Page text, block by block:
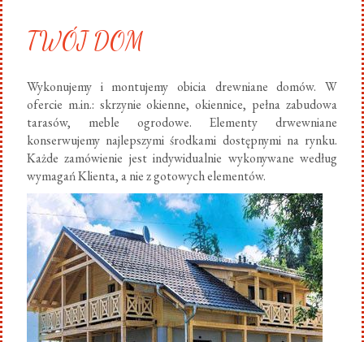
TWÓJ DOM
Wykonujemy i montujemy obicia drewniane domów. W
ofercie m.in.: skrzynie okienne, okiennice, pełna zabudowa
tarasów, meble ogrodowe. Elementy drwewniane
konserwujemy najlepszymi środkami dostępnymi na rynku.
Każde zamówienie jest indywidualnie wykonywane według
wymagań Klienta, a nie z gotowych elementów.